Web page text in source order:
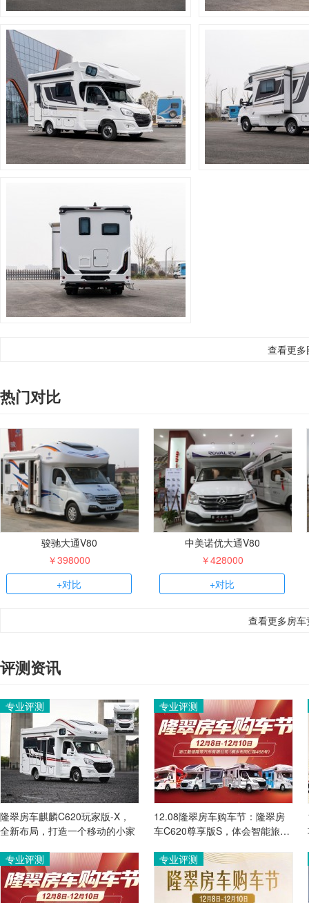
查看更多
热门对比
骏驰大通V80
￥398000
+对比
中美诺优大通V80
￥428000
+对比
查看更多房
评测资讯
专业评测
隆翠房车麒麟C620玩家版-X，
全新布局，打造一个移动的小家
专业评测
12.08隆翠房车购车节：隆翠房
车C620尊享版S，体会智能旅居
专业评测
专业评测